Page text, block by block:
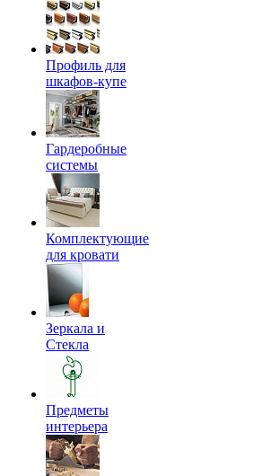
Профиль для
шкафов-купе
Гардеробные
системы
Комплектующие
для кровати
Зеркала и
Стекла
Предметы
интерьера